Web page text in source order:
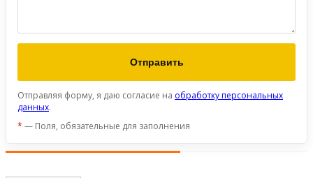
Отправляя форму, я даю согласие на обработку персональных
данных.
* — Поля, обязательные для заполнения